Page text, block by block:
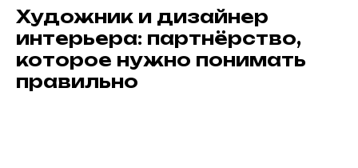
Художник и дизайнер
интерьера: партнёрство,
которое нужно понимать
правильно